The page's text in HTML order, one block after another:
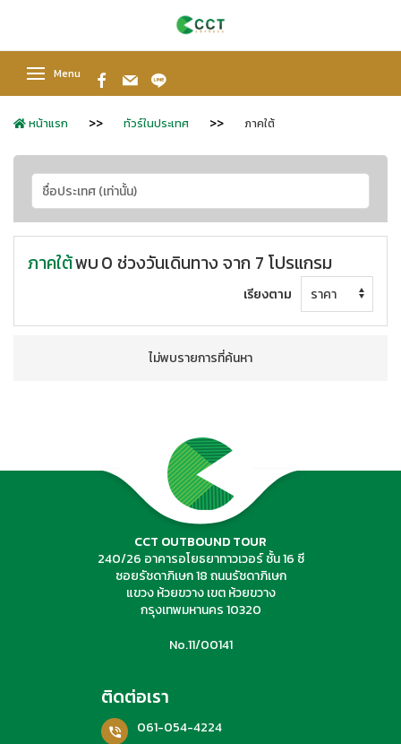
Menu
หน้าแรก ทัวร์ในประเทศ ภาคใต้
ค้นหาทัวร์
ภาคใต้พบ0 ช่วงวันเดินทาง จาก 7 โปรแกรม
เรียงตาม
ไม่พบรายการที่ค้นหา
CCT OUTBOUND TOUR
240/26 อาคารอโยธยาทาวเวอร์ ชั้น 16 ซี
ซอยรัชดาภิเษก 18 ถนนรัชดาภิเษก
แขวง ห้วยขวาง เขต ห้วยขวาง
กรุงเทพมหานคร 10320
No.11/00141
ติดต่อเรา
061-054-4224